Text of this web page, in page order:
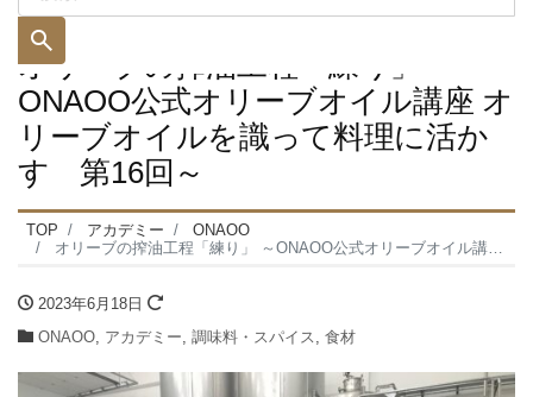
オリーブの搾油工程「練り」 ～
ONAOO公式オリーブオイル講座 オ
リーブオイルを識って料理に活か
す 第16回～
TOP アカデミー
ONAOO
オリーブの搾油工程「練り」 ～ONAOO公式オリーブオイル講座 オリーブオイルを識って料理に活かす 第16回～
2023年6月18日
ONAOO, アカデミー, 調味料・スパイス, 食材